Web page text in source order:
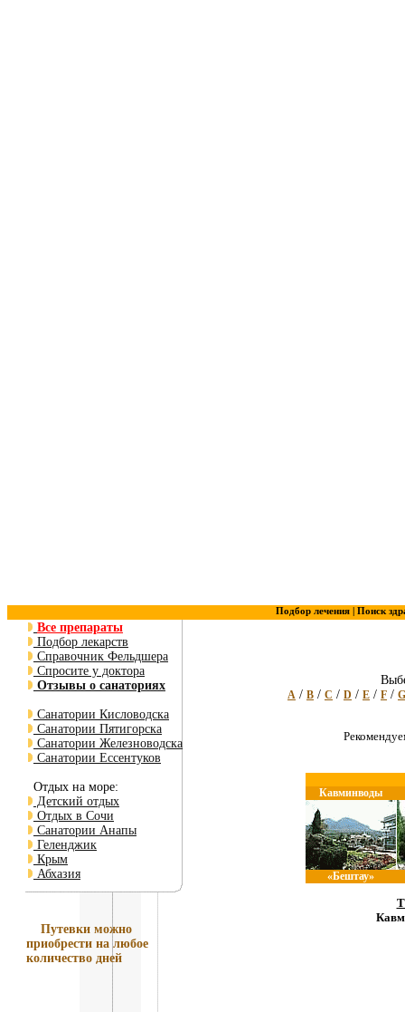
Подбор лечения | Поиск
Все препараты
Подбор лекарств
Справочник Фельдшера
Спросите у доктора
Отзывы о санаториях
Санатории Кисловодска
Санатории Пятигорска
Санатории Железноводска
Санатории Ессентуков
Отдых на море:
Детский отдых
Отдых в Сочи
Санатории Анапы
Геленджик
Крым
Абхазия
Путевки можно
приобрести на любое
количество дней
A / B / C / D / E / F / G
Кавминводы
«Бештау»